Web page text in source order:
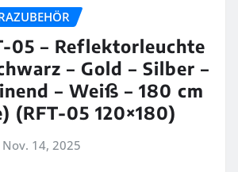
05 – Reflektorleuchte
– Gold – Silber –
– Weiß – 180 cm
(RFT-05 120×180)
Nov. 14, 2025